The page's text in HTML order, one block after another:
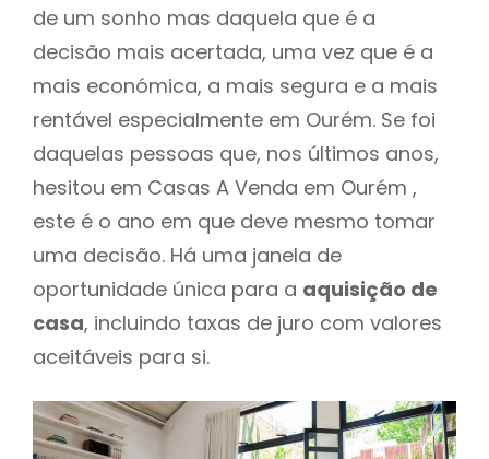
de um sonho mas daquela que é a
decisão mais acertada, uma vez que é a
mais económica, a mais segura e a mais
rentável especialmente em Ourém. Se foi
daquelas pessoas que, nos últimos anos,
hesitou em Casas A Venda em Ourém ,
este é o ano em que deve mesmo tomar
uma decisão. Há uma janela de
oportunidade única para a aquisição de
casa, incluindo taxas de juro com valores
aceitáveis para si.